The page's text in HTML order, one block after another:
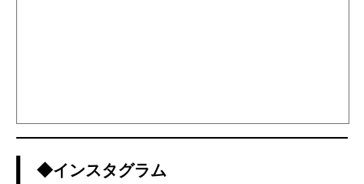
◆インスタグラム